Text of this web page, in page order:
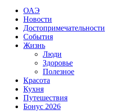
ОАЭ
Новости
Достопримечательности
События
Жизнь
Люди
Здоровье
Полезное
Красота
Кухня
Путешествия
Бонус 2026